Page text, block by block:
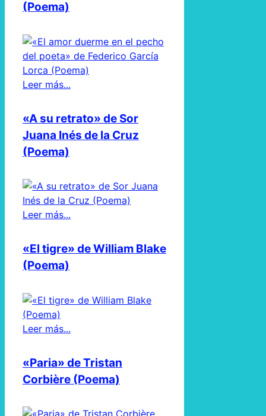
(Poema)
Leer más...
«A su retrato» de Sor
Juana Inés de la Cruz
(Poema)
Leer más...
«El tigre» de William Blake
(Poema)
Leer más...
«Paria» de Tristan
Corbière (Poema)